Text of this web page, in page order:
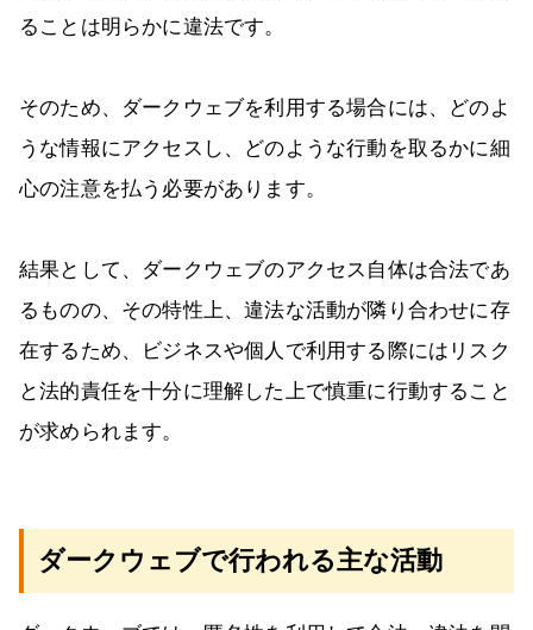
ることは明らかに違法です。
そのため、ダークウェブを利用する場合には、どのよ
うな情報にアクセスし、どのような行動を取るかに細
心の注意を払う必要があります。
結果として、ダークウェブのアクセス自体は合法であ
るものの、その特性上、違法な活動が隣り合わせに存
在するため、ビジネスや個人で利用する際にはリスク
と法的責任を十分に理解した上で慎重に行動すること
が求められます。
ダークウェブで行われる主な活動